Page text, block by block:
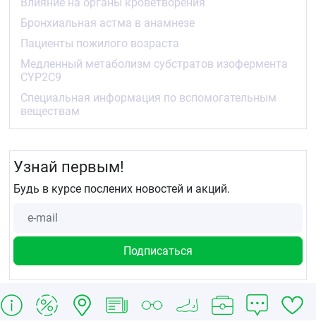
метаболиты.
Показания
Симптоматическое лечение остеоартроза,
ревматоидного артрита и анкилозирующего
спондилита.
Болевой синдром (боли в спине, костно-
мышечные, послеоперационные и другие виды
боли).
Лечение первичной дисменореи.
Предназначен для симптоматической терапии,
уменьшения боли и воспаления на момент
использования, на прогрессирование заболевания
не влияет.
Противопоказания
Гиперчувствительность к целекоксибу или
любому другому компоненту препарата.
производным сульфонамидам.
Полное или неполное сочетание бронхиальной
астмы, рецидивирующего полипоза носа и
Бронхиальная астма в анамнезе
Пациенты пожилого возраста
Медленный метаболизм субстратов изофермента
CYP2C9
Специальная информация по вспомогательным
веществам
Узнай первым!
Будь в курсе послених новостей и акций.